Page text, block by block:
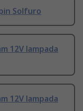
Solfuro
12V lampada
12V lampada